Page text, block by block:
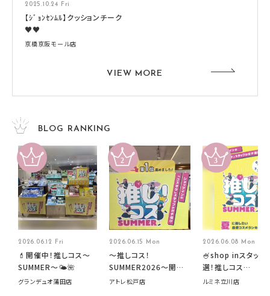
2025.10.24 Fri
【ｼﾞｮﾝｾﾝﾑﾙ】クッションチーク
♥♥
京橋京阪モール店
VIEW MORE
BLOG RANKING
2026.06.12 Fri
💄開催中！推しコス〜
SUMMER〜🌤️🌺
グランデュオ蒲田店
2026.06.15 Mon
～推しコス！
SUMMER2026～開催
中です！
アトレ松戸店
2026.06.08 Mon
🍧shop inスタッフ
選！推しコス
summer2026開催
ルミネ立川店